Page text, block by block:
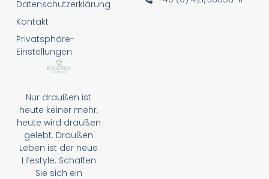
Nur draußen ist
heute keiner mehr,
heute wird draußen
gelebt. Draußen
Leben ist der neue
Lifestyle. Schaffen
Sie sich ein
Datenschutzerklärung
Kontakt
Privatsphäre-
Einstellungen